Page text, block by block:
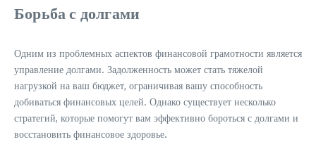
Борьба с долгами
Одним из проблемных аспектов финансовой грамотности является
управление долгами. Задолженность может стать тяжелой
нагрузкой на ваш бюджет, ограничивая вашу способность
добиваться финансовых целей. Однако существует несколько
стратегий, которые помогут вам эффективно бороться с долгами и
восстановить финансовое здоровье.